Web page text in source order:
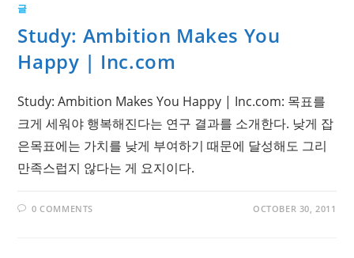
글
Study: Ambition Makes You
Happy | Inc.com
Study: Ambition Makes You Happy | Inc.com: 목표를
크게 세워야 행복해진다는 연구 결과를 소개한다. 낮게 잡
은목표에는 가치를 낮게 부여하기 때문에 달성해도 그리
만족스럽지 않다는 게 요지이다.
0 COMMENTS OCTOBER 30, 2011